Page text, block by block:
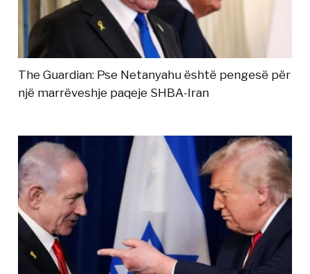
The Guardian: Pse Netanyahu është pengesë për
një marrëveshje paqeje SHBA-Iran